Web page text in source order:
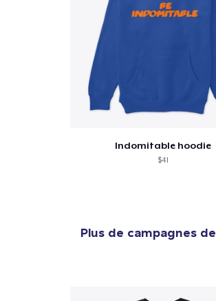
Indomitable hoodie
$41
Plus de campagnes de